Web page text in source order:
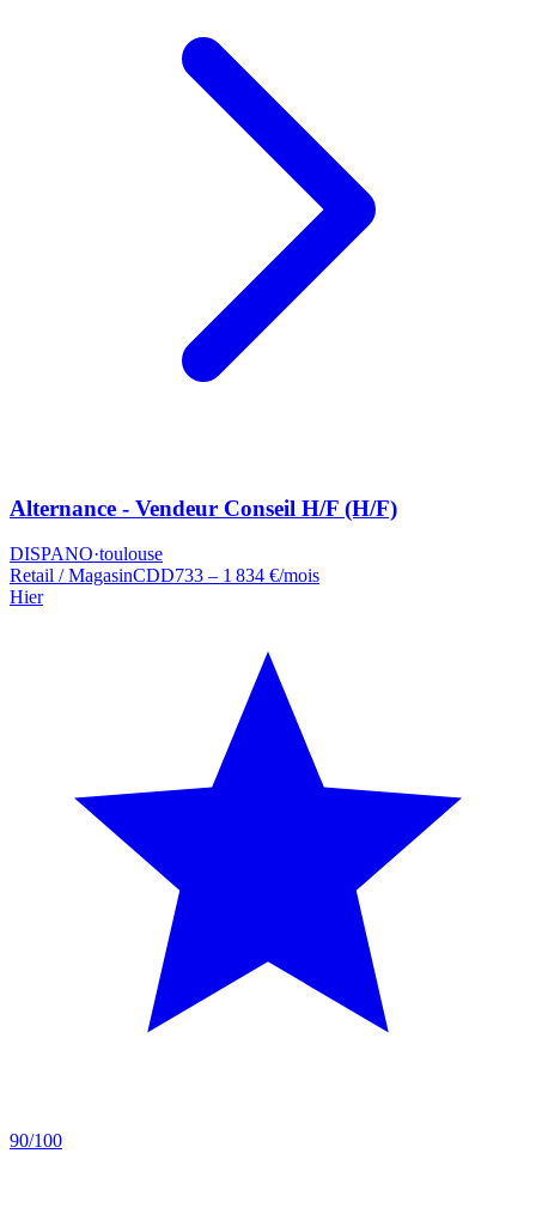
Alternance - Vendeur Conseil H/F (H/F)
DISPANO·toulouse
Retail / MagasinCDD733 – 1 834 €/mois
Hier
90/100